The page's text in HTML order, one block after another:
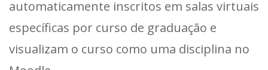
automaticamente inscritos em salas virtuais
específicas por curso de graduação e
visualizam o curso como uma disciplina no